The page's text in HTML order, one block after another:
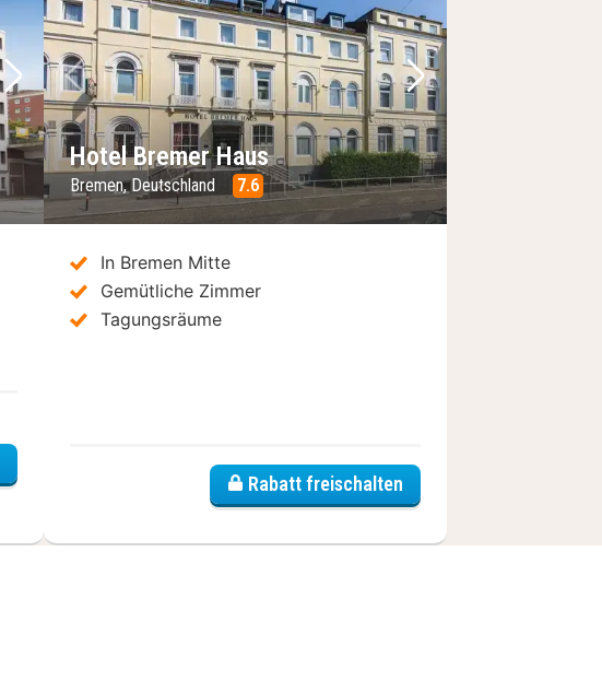
Nächstes Bild
a&o Bremen Hauptbahnhof
Vorheriges Bild
Nächstes Bild
Hotel Bremer Haus
Bremen, Deutschland 7.6
In Bremen Mitte
Gemütliche Zimmer
Tagungsräume
Rabatt freischalten